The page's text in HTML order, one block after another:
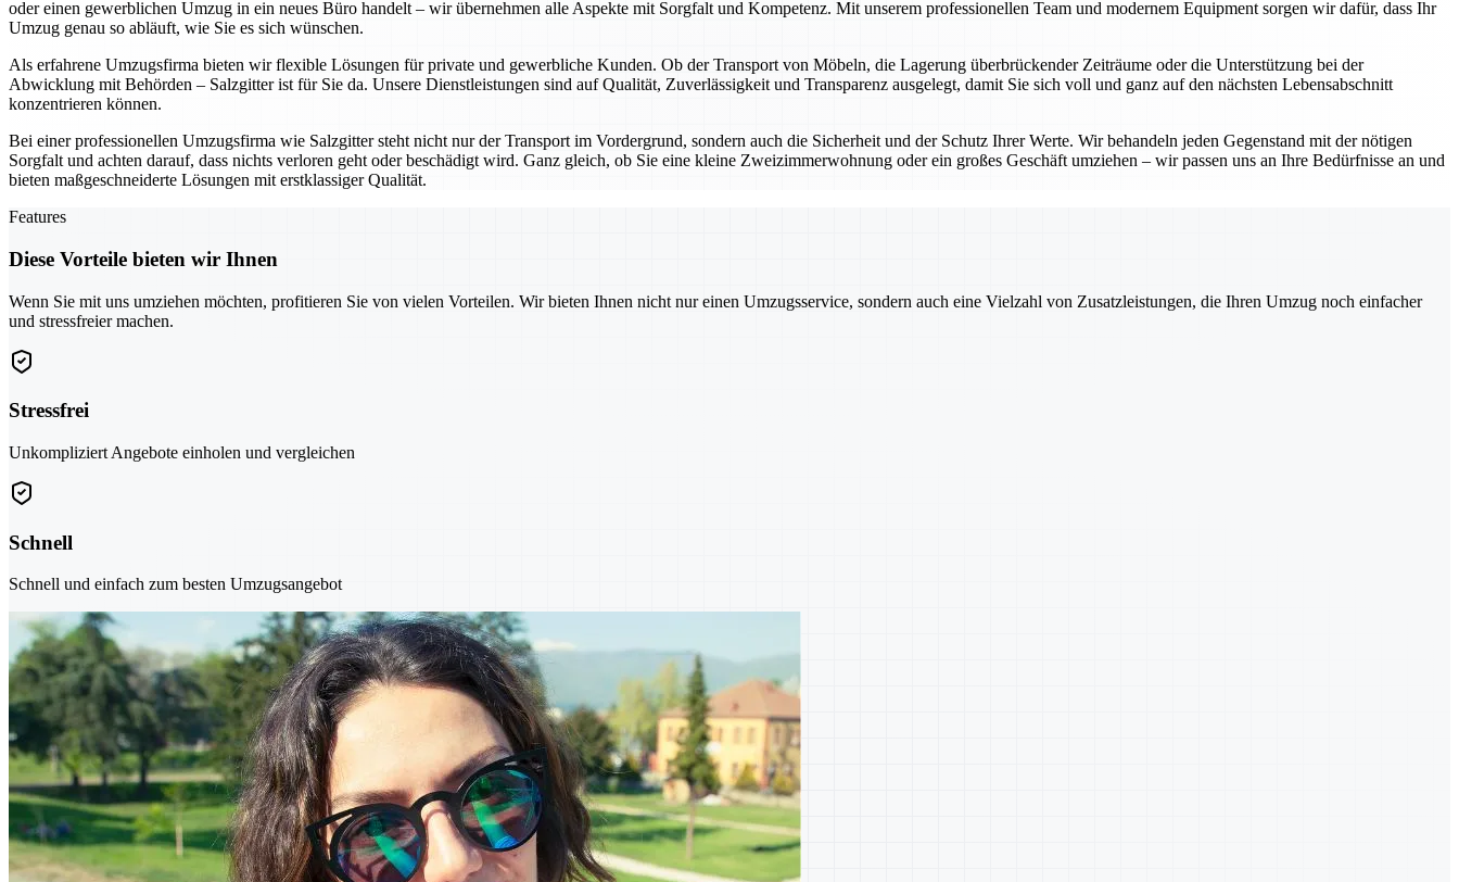
oder einen gewerblichen Umzug in ein neues Büro handelt – wir übernehmen alle Aspekte mit Sorgfalt und Kompetenz. Mit unserem professionellen Team und modernem Equipment sorgen wir dafür, dass Ihr
Umzug genau so abläuft, wie Sie es sich wünschen.
Als erfahrene Umzugsfirma bieten wir flexible Lösungen für private und gewerbliche Kunden. Ob der Transport von Möbeln, die Lagerung überbrückender Zeiträume oder die Unterstützung bei der
Abwicklung mit Behörden – Salzgitter ist für Sie da. Unsere Dienstleistungen sind auf Qualität, Zuverlässigkeit und Transparenz ausgelegt, damit Sie sich voll und ganz auf den nächsten Lebensabschnitt
konzentrieren können.
Bei einer professionellen Umzugsfirma wie Salzgitter steht nicht nur der Transport im Vordergrund, sondern auch die Sicherheit und der Schutz Ihrer Werte. Wir behandeln jeden Gegenstand mit der nötigen
Sorgfalt und achten darauf, dass nichts verloren geht oder beschädigt wird. Ganz gleich, ob Sie eine kleine Zweizimmerwohnung oder ein großes Geschäft umziehen – wir passen uns an Ihre Bedürfnisse an und
bieten maßgeschneiderte Lösungen mit erstklassiger Qualität.
Features
Diese Vorteile bieten wir Ihnen
Wenn Sie mit uns umziehen möchten, profitieren Sie von vielen Vorteilen. Wir bieten Ihnen nicht nur einen Umzugsservice, sondern auch eine Vielzahl von Zusatzleistungen, die Ihren Umzug noch einfacher
und stressfreier machen.
Stressfrei
Unkompliziert Angebote einholen und vergleichen
Schnell
Schnell und einfach zum besten Umzugsangebot